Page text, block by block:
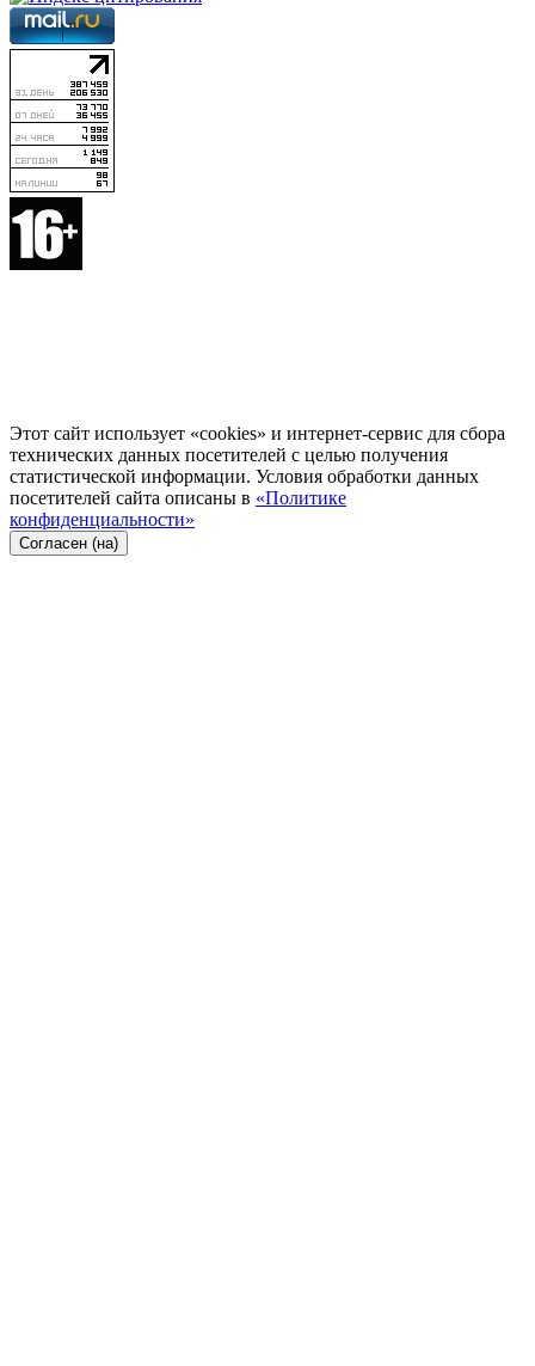
Этот сайт использует «cookies» и интернет-сервис для сбора
технических данных посетителей с целью получения
статистической информации. Условия обработки данных
посетителей сайта описаны в «Политике
конфиденциальности»
Согласен (на)